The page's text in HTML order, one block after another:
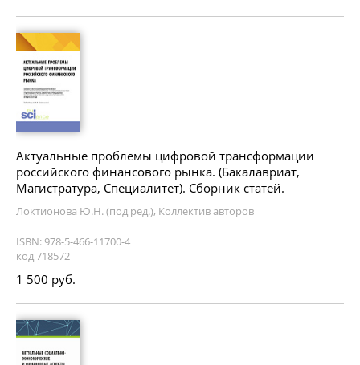
Актуальные проблемы цифровой трансформации
российского финансового рынка. (Бакалавриат,
Магистратура, Специалитет). Сборник статей.
Локтионова Ю.Н. (под ред.), Коллектив авторов
ISBN: 978-5-466-11700-4
код 718572
1 500 руб.